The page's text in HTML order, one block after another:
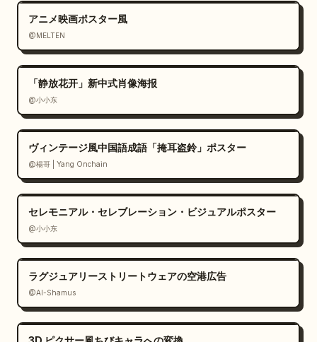
アニメ映画ポスター風
@MELTEN
「静放花开」新中式肖像海报
@小小东
ヴィンテージ風中国語成語「掩耳盗鈴」ポスター
@楊哥 | Yang Onchain
セレモニアル・セレブレーション・ビジュアルポスター
@小小东
ラグジュアリーストリートウェアの空港広告
@Al-Shamus